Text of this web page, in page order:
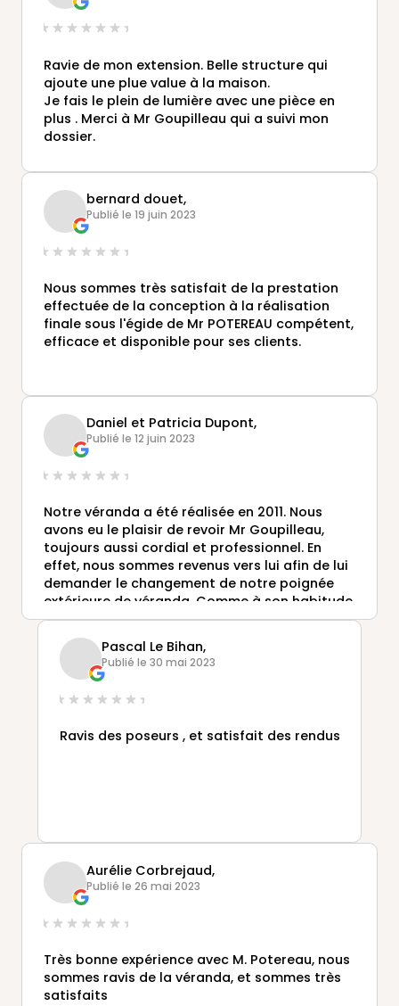
Ravie de mon extension. Belle structure qui
ajoute une plue value à la maison.
Je fais le plein de lumière avec une pièce en
plus . Merci à Mr Goupilleau qui a suivi mon
dossier.
bernard douet,
Publié le 19 juin 2023
Nous sommes très satisfait de la prestation
effectuée de la conception à la réalisation
finale sous l'égide de Mr POTEREAU compétent,
efficace et disponible pour ses clients.
Daniel et Patricia Dupont,
Publié le 12 juin 2023
Notre véranda a été réalisée en 2011. Nous
avons eu le plaisir de revoir Mr Goupilleau,
toujours aussi cordial et professionnel. En
effet, nous sommes revenus vers lui afin de lui
demander le changement de notre poignée
extérieure de véranda. Comme à son habitude,
il fut réactif et nous avons eu notre poignée
(dans de très brefs délais) qu'il est venu nous
remettre en mains propres. Les vérandas
RIDEAU sont d'un bon rapport qualité/prix.
Nous les conseillons donc pour votre choix de
véranda.
Pascal Le Bihan,
Publié le 30 mai 2023
Ravis des poseurs , et satisfait des rendus
Aurélie Corbrejaud,
Publié le 26 mai 2023
Très bonne expérience avec M. Potereau, nous
sommes ravis de la véranda, et sommes très
satisfaits